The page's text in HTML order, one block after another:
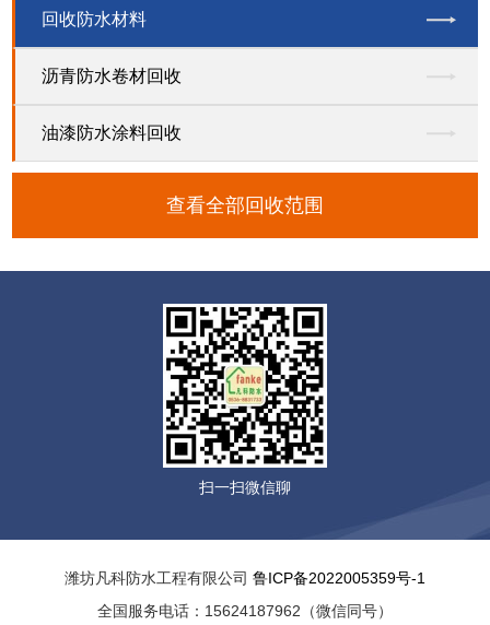
回收防水材料
沥青防水卷材回收
油漆防水涂料回收
查看全部回收范围
扫一扫微信聊
潍坊凡科防水工程有限公司 鲁ICP备2022005359号-1
全国服务电话：15624187962（微信同号）